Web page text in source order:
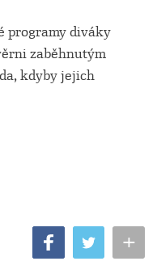
programy diváky
zaběhnutým
kdyby jejich
+